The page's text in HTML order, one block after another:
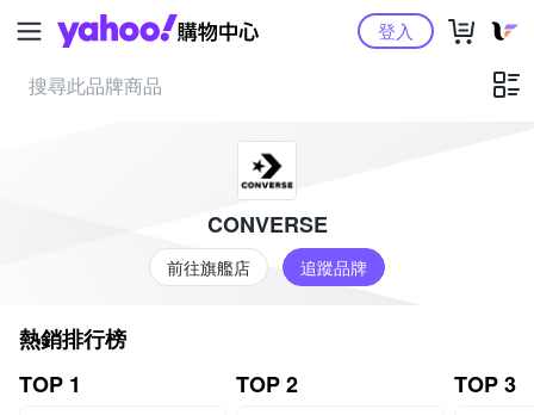
Yahoo購物中心登入
CONVERSE
前往旗艦店 追蹤品牌
熱銷排行榜
TOP 1
TOP 2 TOP 3